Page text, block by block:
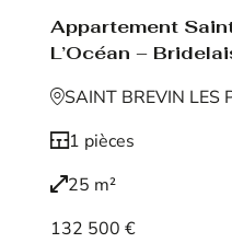
Appartement
L’Océan –
SAINT BREVIN LES
1 pièces
25 m²
132 500 €